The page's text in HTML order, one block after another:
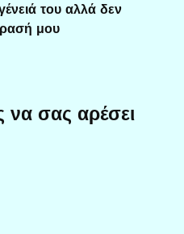
του αλλά δεν
μου
να σας αρέσει